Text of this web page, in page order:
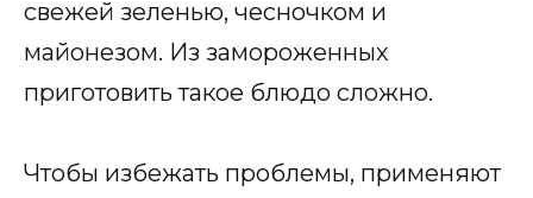
свежей зеленью, чесночком и
майонезом. Из замороженных
приготовить такое блюдо сложно.
Чтобы избежать проблемы, применяют